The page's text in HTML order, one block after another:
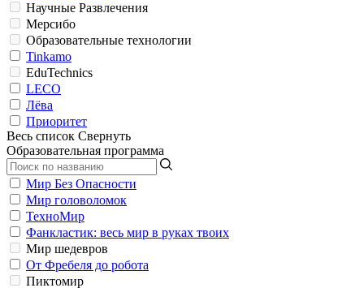
Научные Развлечения
Мерсибо
Образовательные технологии
Tinkamo
EduTechnics
LECO
Лёва
Приоритет
Весь список Свернуть
Образовательная программа
Мир Без Опасности
Мир головоломок
ТехноМир
Фанкластик: весь мир в руках твоих
Мир шедевров
От Фребеля до робота
Пиктомир